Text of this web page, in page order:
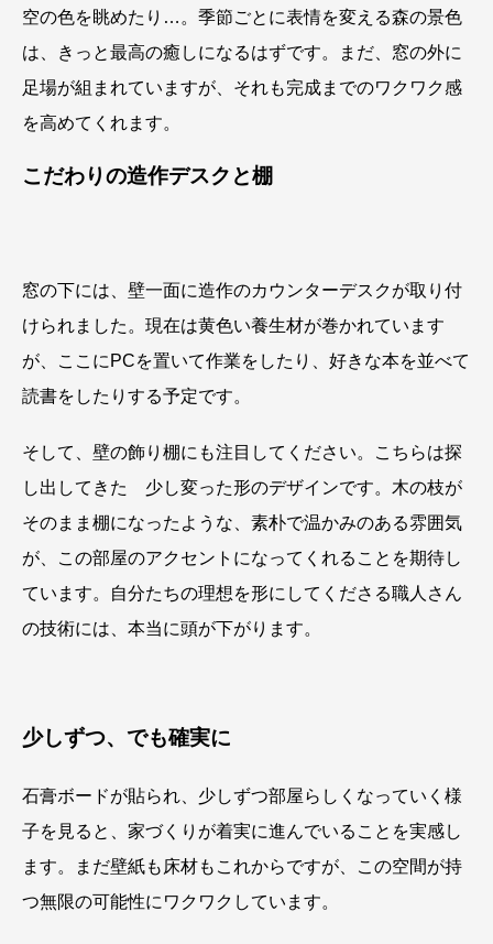
空の色を眺めたり…。季節ごとに表情を変える森の景色
は、きっと最高の癒しになるはずです。まだ、窓の外に
足場が組まれていますが、それも完成までのワクワク感
を高めてくれます。
こだわりの造作デスクと棚
窓の下には、壁一面に造作のカウンターデスクが取り付
けられました。現在は黄色い養生材が巻かれています
が、ここにPCを置いて作業をしたり、好きな本を並べて
読書をしたりする予定です。
そして、壁の飾り棚にも注目してください。こちらは探
し出してきた 少し変った形のデザインです。木の枝が
そのまま棚になったような、素朴で温かみのある雰囲気
が、この部屋のアクセントになってくれることを期待し
ています。自分たちの理想を形にしてくださる職人さん
の技術には、本当に頭が下がります。
少しずつ、でも確実に
石膏ボードが貼られ、少しずつ部屋らしくなっていく様
子を見ると、家づくりが着実に進んでいることを実感し
ます。まだ壁紙も床材もこれからですが、この空間が持
つ無限の可能性にワクワクしています。